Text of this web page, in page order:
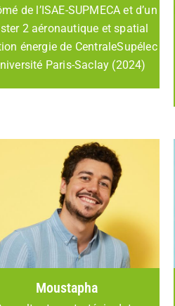
de l’ISAE-SUPMECA et d’un
2 aéronautique et spatial
énergie de CentraleSupélec
Paris-Saclay (2024)
Moustapha